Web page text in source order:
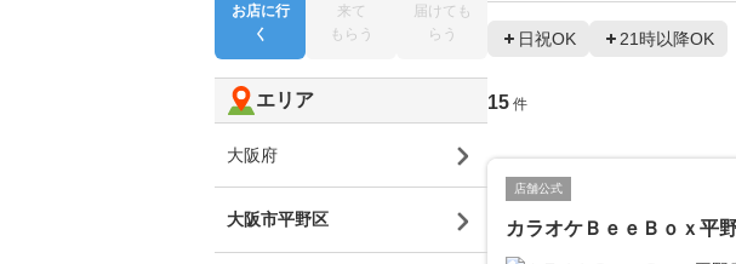
日祝OK 21時以降OK
15 件
店舗公式
カラオケＢｅｅＢｏｘ平
お店に行
く
来て
もらう
届けても
らう
エリア
大阪府
大阪市平野区